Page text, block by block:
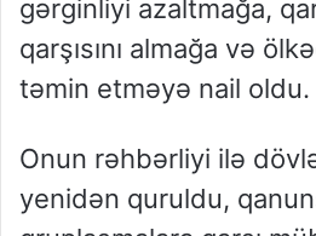
gərginliyi azaltmağa,
qarşısını almağa və
təmin etməyə nail oldu.
Onun rəhbərliyi ilə
yenidən quruldu,